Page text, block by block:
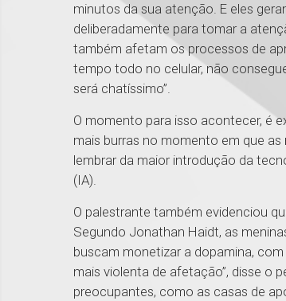
minutos da sua atenção. E eles
deliberadamente para tomar a
também afetam os processos de
tempo todo no celular, não
será chatíssimo”.
O momento para isso acontecer, é
mais burras no momento em que
lembrar da maior introdução da
(IA).
O palestrante também evidenciou
Segundo Jonathan Haidt, as
buscam monetizar a dopamina,
mais violenta de afetação”, disse o
preocupantes, como as casas de